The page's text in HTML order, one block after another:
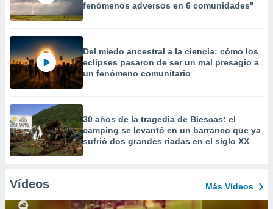
fenómenos adversos en 6 comunidades"
Del miedo ancestral a la ciencia: cómo los
eclipses pasaron de ser un mal presagio a
un fenómeno comunitario
30 años de la tragedia de Biescas: el
camping se levantó en un barranco que ya
sufrió dos grandes riadas en el siglo XX
Vídeos Más Vídeos